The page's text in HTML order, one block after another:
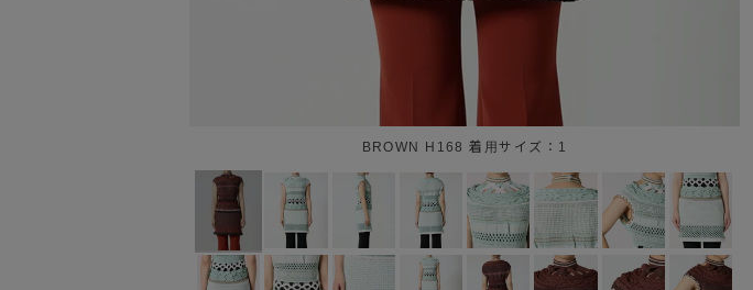
BROWN H168 着用サイズ：1